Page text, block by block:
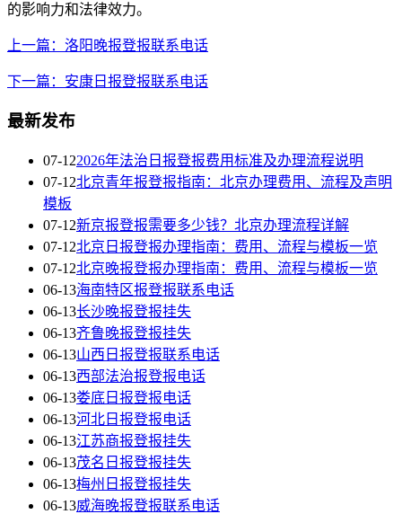
的影响力和法律效力。
上一篇：洛阳晚报登报联系电话
下一篇：安康日报登报联系电话
最新发布
07-122026年法治日报登报费用标准及办理流程说明
07-12北京青年报登报指南：北京办理费用、流程及声明
模板
07-12新京报登报需要多少钱？北京办理流程详解
07-12北京日报登报办理指南：费用、流程与模板一览
07-12北京晚报登报办理指南：费用、流程与模板一览
06-13海南特区报登报联系电话
06-13长沙晚报登报挂失
06-13齐鲁晚报登报挂失
06-13山西日报登报联系电话
06-13西部法治报登报电话
06-13娄底日报登报电话
06-13河北日报登报电话
06-13江苏商报登报挂失
06-13茂名日报登报挂失
06-13梅州日报登报挂失
06-13威海晚报登报联系电话